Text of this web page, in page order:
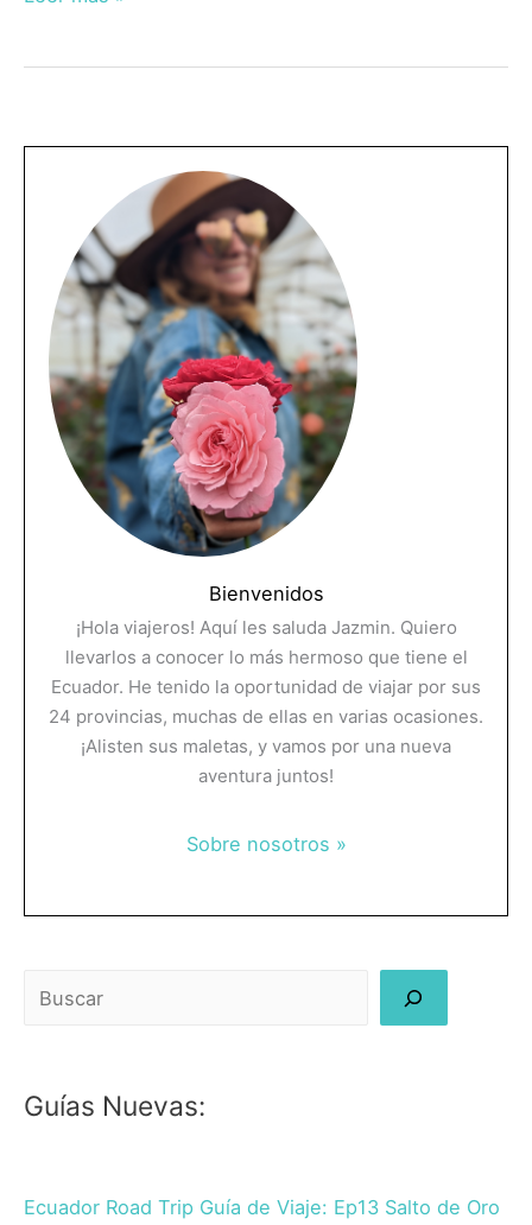
Visitar
Ecuador
Sierra
Bienvenidos
¡Hola viajeros! Aquí les saluda Jazmin. Quiero
llevarlos a conocer lo más hermoso que tiene el
Ecuador. He tenido la oportunidad de viajar por sus
24 provincias, muchas de ellas en varias ocasiones.
¡Alisten sus maletas, y vamos por una nueva
aventura juntos!
Sobre nosotros »
Buscar
Guías Nuevas:
Ecuador Road Trip Guía de Viaje: Ep13 Salto de Oro